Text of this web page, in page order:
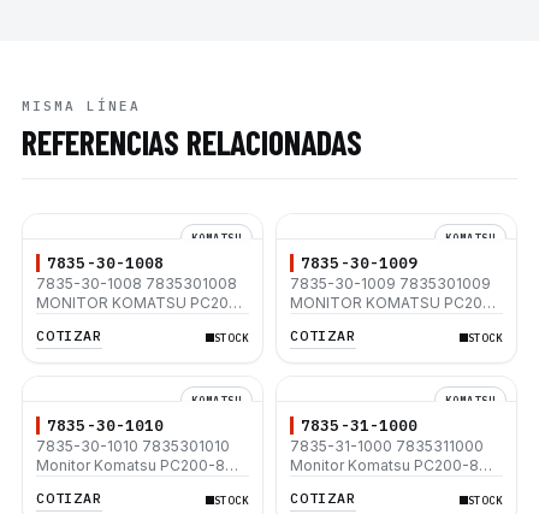
MISMA LÍNEA
REFERENCIAS RELACIONADAS
KOMATSU
7835-30-1008
7835-30-1008 7835301008
MONITOR KOMATSU PC200-
PC220LC-8
COTIZAR STOCK
KOMATSU
7835-30-1009
7835-30-1009 7835301009
MONITOR KOMATSU PC200-
PC220LC-8
COTIZAR STOCK
KOMATSU
7835-30-1010
7835-30-1010 7835301010
Monitor Komatsu PC200-8
PC220LC-8
COTIZAR STOCK
KOMATSU
7835-31-1000
7835-31-1000 7835311000
Monitor Komatsu PC200-8
PC220LC-8
COTIZAR STOCK